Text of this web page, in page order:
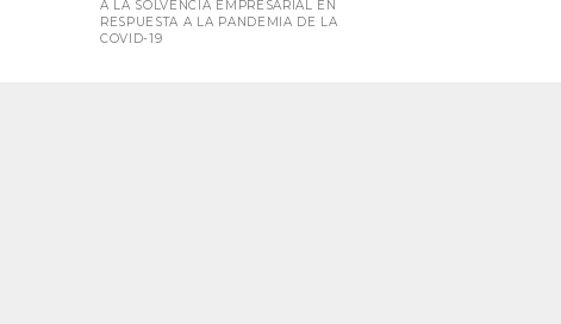
A LA SOLVENCIA EMPRESARIAL EN
RESPUESTA A LA PANDEMIA DE LA
COVID-19